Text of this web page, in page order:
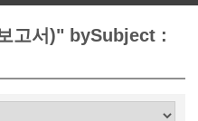
고서)" bySubject :